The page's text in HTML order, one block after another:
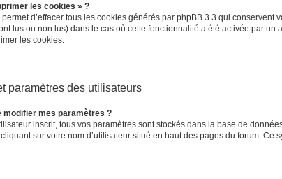
les cookies » ?
d’effacer tous les cookies générés par phpBB 3.3 qui
lus ou non lus) dans le cas où cette fonctionnalité a été activée par
les cookies.
paramètres des utilisateurs
modifier mes paramètres ?
inscrit, tous vos paramètres sont stockés dans la base de
sur votre nom d’utilisateur situé en haut des pages du forum. Ce